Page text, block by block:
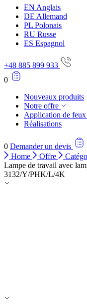
EN Anglais
DE Allemand
PL Polonais
RU Russe
ES Espagnol
+48 885 899 933
0
Nouveaux produits
Notre offre
Application de feux
Réalisations
0 Demander un devis
Home
Offre
Lampe de travail avec
3132/Y/PHK/L/4K